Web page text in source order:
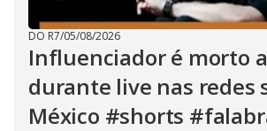
DO R7/05/08/2026
Influenciador é morto
durante live nas redes
México #shorts